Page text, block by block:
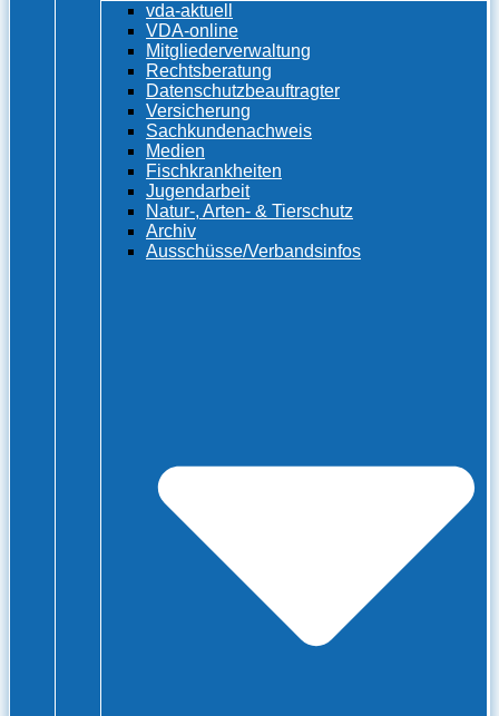
vda-aktuell
VDA-online
Mitgliederverwaltung
Rechtsberatung
Datenschutzbeauftragter
Versicherung
Sachkundenachweis
Medien
Fischkrankheiten
Jugendarbeit
Natur-, Arten- & Tierschutz
Archiv
Ausschüsse/Verbandsinfos